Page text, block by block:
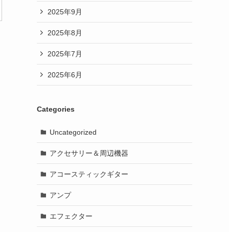
2025年9月
2025年8月
2025年7月
2025年6月
Categories
Uncategorized
アクセサリー＆周辺機器
アコースティックギター
アンプ
エフェクター